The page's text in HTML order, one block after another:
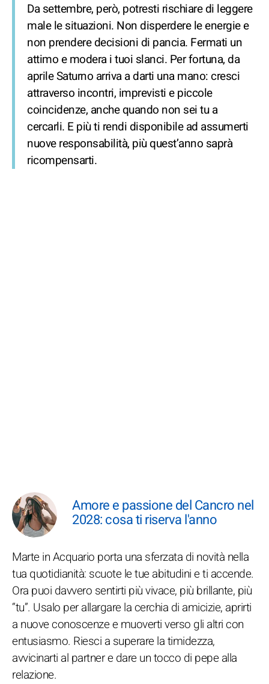
Da settembre, però, potresti rischiare di leggere
male le situazioni. Non disperdere le energie e
non prendere decisioni di pancia. Fermati un
attimo e modera i tuoi slanci. Per fortuna, da
aprile Saturno arriva a darti una mano: cresci
attraverso incontri, imprevisti e piccole
coincidenze, anche quando non sei tu a
cercarli. E più ti rendi disponibile ad assumerti
nuove responsabilità, più quest’anno saprà
ricompensarti.
Amore e passione del Cancro nel
2028: cosa ti riserva l'anno
Marte in Acquario porta una sferzata di novità nella
tua quotidianità: scuote le tue abitudini e ti accende.
Ora puoi davvero sentirti più vivace, più brillante, più
“tu”. Usalo per allargare la cerchia di amicizie, aprirti
a nuove conoscenze e muoverti verso gli altri con
entusiasmo. Riesci a superare la timidezza,
avvicinarti al partner e dare un tocco di pepe alla
relazione.